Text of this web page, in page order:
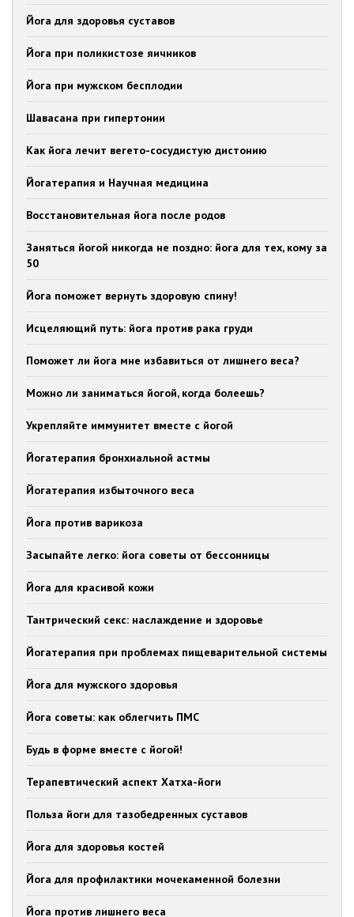
Йога для здоровья суставов
Йога при поликистозе яичников
Йога при мужском бесплодии
Шавасана при гипертонии
Как йога лечит вегето-сосудистую дистонию
Йогатерапия и Научная медицина
Восстановительная йога после родов
Заняться йогой никогда не поздно: йога для тех, кому за
50
Йога поможет вернуть здоровую спину!
Исцеляющий путь: йога против рака груди
Поможет ли йога мне избавиться от лишнего веса?
Можно ли заниматься йогой, когда болеешь?
Укрепляйте иммунитет вместе с йогой
Йогатерапия бронхиальной астмы
Йогатерапия избыточного веса
Йога против варикоза
Засыпайте легко: йога советы от бессонницы
Йога для красивой кожи
Тантрический секс: наслаждение и здоровье
Йогатерапия при проблемах пищеварительной системы
Йога для мужского здоровья
Йога советы: как облегчить ПМС
Будь в форме вместе с йогой!
Терапевтический аспект Хатха-йоги
Польза йоги для тазобедренных суставов
Йога для здоровья костей
Йога для профилактики мочекаменной болезни
Йога против лишнего веса